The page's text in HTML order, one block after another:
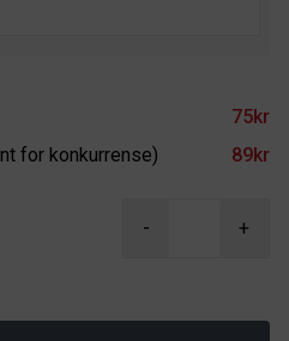
75kr
for konkurrense)
89kr
- +